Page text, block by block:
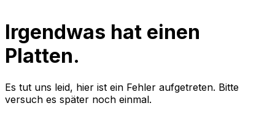
Irgendwas hat einen
Platten.
Es tut uns leid, hier ist ein Fehler aufgetreten. Bitte
versuch es später noch einmal.